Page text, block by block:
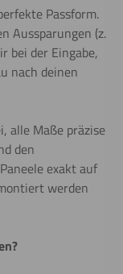
Passform.
Aussparungen (z.
bei der Eingabe,
nach deinen
alle Maße präzise
den
exakt auf
werden